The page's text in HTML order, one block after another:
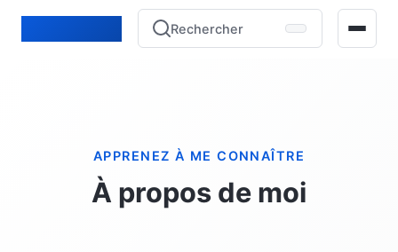
Rechercher
APPRENEZ À ME CONNAÎTRE
À propos de moi